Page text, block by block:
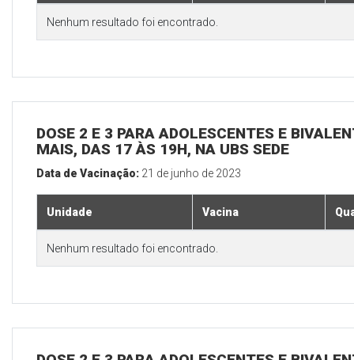
Nenhum resultado foi encontrado.
DOSE 2 E 3 PARA ADOLESCENTES E
MAIS, DAS 17 ÀS 19H, NA UBS SEDE
Data de Vacinação: 21 de junho de 2023
Unidade Vacina
Nenhum resultado foi encontrado.